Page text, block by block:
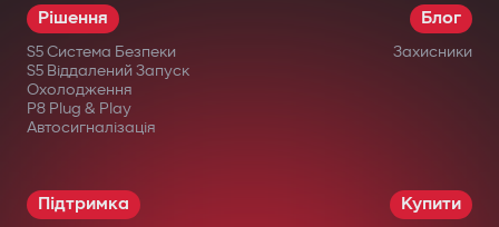
Рішення
S5 Система Безпеки
S5 Віддалений Запуск
Охолодження
P8 Plug & Play
Автосигналізація
Блог
Захисники
Підтримка Купити